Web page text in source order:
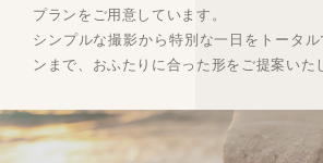
プランをご用意しています。
シンプルな撮影から特別な一日をトータ
ンまで、おふたりに合った形をご提案いた